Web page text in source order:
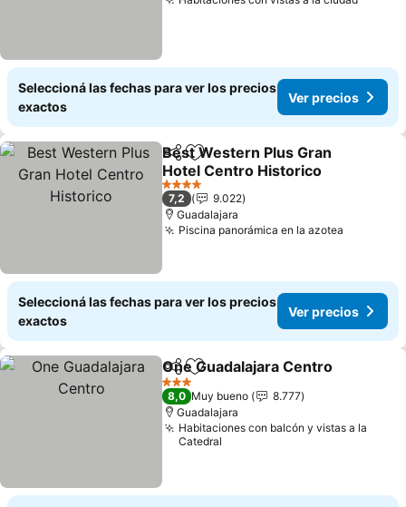
Seleccioná las fechas para ver los precios
exactos
Ver precios
CompartirAñadir a favoritos
Best Western Plus Gran
Hotel Centro Historico
4 Estrellas
7,2
9.022
Guadalajara
Piscina panorámica en la azotea
Seleccioná las fechas para ver los precios
exactos
Ver precios
CompartirAñadir a favoritos
One Guadalajara Centro
3 Estrellas
8,0 Muy bueno
8.777
Guadalajara
Habitaciones con balcón y vistas a la
Catedral